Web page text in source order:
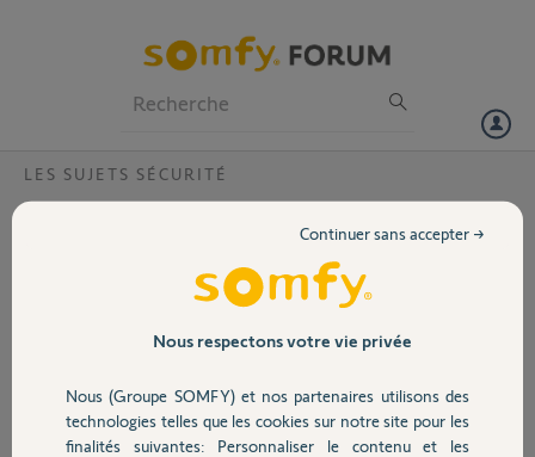
Volet
Sécurité
LES SUJETS SÉCURITÉ
probleme sms sur module gsm avec
apres un arret de fonctionnement de ma carte sim ,cette derniere
remplacée mais le module n'envoie plus de sms ,que puis je faire?
il y a plus de 11 ans
Participer au fil de discussion
Nous respectons votre vie privée
Nous (Groupe SOMFY) et nos partenaires utilisons des
technologies telles que les cookies sur notre site pour les
finalités suivantes: Personnaliser le contenu et les
Continuer sans accepter →